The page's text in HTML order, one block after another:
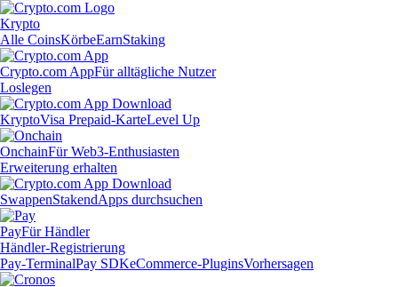
Krypto
Alle CoinsKörbeEarnStaking
Crypto.com AppFür alltägliche Nutzer
Loslegen
KryptoVisa Prepaid-KarteLevel Up
OnchainFür Web3-Enthusiasten
Erweiterung erhalten
SwappenStakendApps durchsuchen
PayFür Händler
Händler-Registrierung
Pay-TerminalPay SDKeCommerce-PluginsVorhersagen